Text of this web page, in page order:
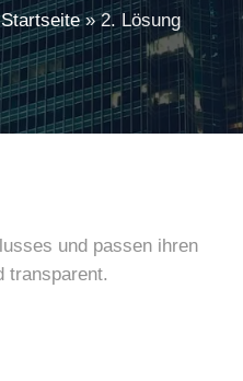
Startseite»2. Lösung
und passen ihren
transparent.